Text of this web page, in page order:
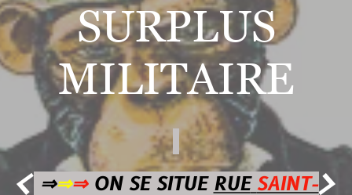
 
SURPLUS
MILITAIRE
⇒⇒⇒ ON SE SITUE RUE SAINT-